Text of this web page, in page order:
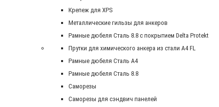
Крепеж для XPS
Металлические гильзы для анкеров
Рамные дюбеля Сталь 8.8 с покрытием Delta Protekt
Прутки для химического анкера из стали А4 FL
Рамные дюбеля Сталь A4
Рамные дюбеля Сталь 8.8
Саморезы
Саморезы для сэндвич панелей